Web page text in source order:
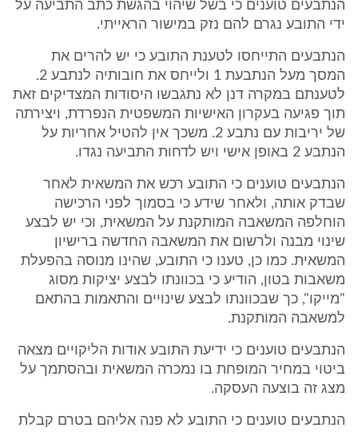
הנתבעים טוענים כי בשל שיהוי בהגשת כתב התביעה על
ידי התובע נגרם להם נזק במישור הראייתי.
הנתבעים התייחסו לטענת התובע כי יש להרים את
המסך מעל הנתבעת 1 ולייחס את חובותיה לנתבע 2.
לטענתם במקרה דנן לא נתגבשו היסודות המצדיקים זאת
תוך פגיעה בעקרון האישיות המשפטית הנפרדת, ויצירתה
של יריבות עם נתבע 2. משכך אין להטיל אחריות על
הנתבע 2 באופן אישי ויש לדחות התביעה נגדו.
הנתבעים טוענים כי התובע רכש את המשאית לאחר
שבדק אותה, ולאחר שידע כי בסמוך לפני הרכישה
הוחלפה המשאבה המותקנת על המשאית, וכי יש לבצע
שינוי מבנה ולרשום את המשאבה החדשה ברישיון
המשאית. כמו כן, טענו כי התובע, שהינו מנוסה בהפעלת
משאבות בטון, הודיע כי בכוונתו לבצע יציקות מסוג
"מייקו", כך שבכוונתו לבצע שינויים והתאמות בהתאם
למשאבה המותקנת.
הנתבעים טוענים כי ידיעת התובע אודות הליקויים מצאה
ביטוי במחיר המופחת בו נמכרה המשאית ובהסתמך על
מצג זה בוצעה העסקה.
הנתבעים טוענים כי התובע לא פנה אליהם בטרם קבלת